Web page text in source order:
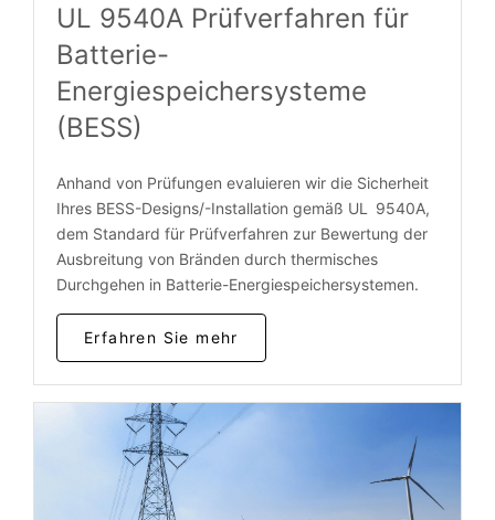
UL 9540A Prüfverfahren für
Batterie-
Energiespeichersysteme
(BESS)
Anhand von Prüfungen evaluieren wir die Sicherheit
Ihres BESS-Designs/-Installation gemäß UL 9540A,
dem Standard für Prüfverfahren zur Bewertung der
Ausbreitung von Bränden durch thermisches
Durchgehen in Batterie-Energiespeichersystemen.
Erfahren Sie mehr